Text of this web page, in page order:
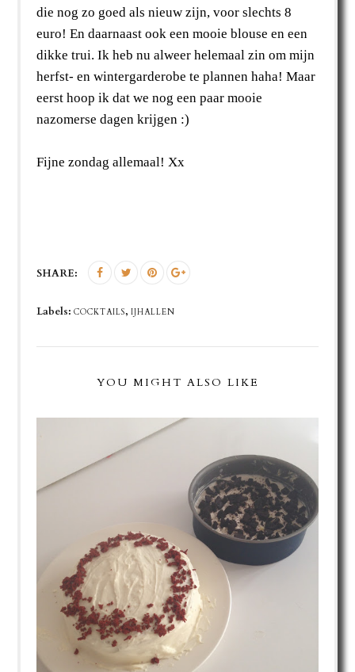
die nog zo goed als nieuw zijn, voor slechts 8
euro! En daarnaast ook een mooie blouse en een
dikke trui. Ik heb nu alweer helemaal zin om mijn
herfst- en wintergarderobe te plannen haha! Maar
eerst hoop ik dat we nog een paar mooie
nazomerse dagen krijgen :)
Fijne zondag allemaal! Xx
SHARE:
Labels:COCKTAILS,IJHALLEN
YOU MIGHT ALSO LIKE